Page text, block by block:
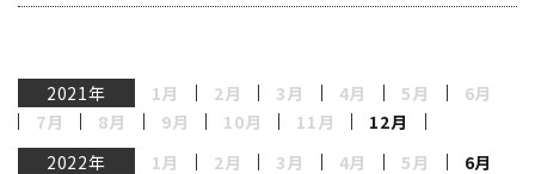
2021年 1月 2月 3月 4月 5月
6月
7月
8月 9月 10月 11月
12月
2022年
1月 2月 3月 4月 5月
6月